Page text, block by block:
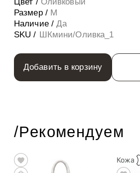
Размер / M
Наличие /Да
SKU / ШКмини/Оливка_1
Добавить в корзину
/Рекомендуем
Кожа